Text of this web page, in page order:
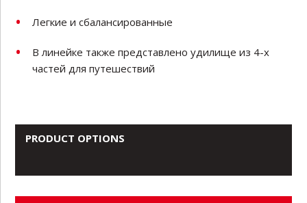
Легкие и сбалансированные
В линейке также представлено удилище из 4-х
частей для путешествий
PRODUCT OPTIONS